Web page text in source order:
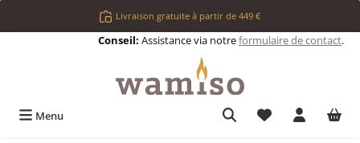
Passer au contenu principalLivraison gratuite à partir de 449 €
Conseil: Assistance via notreformulaire de contact.
Menu Vous avez 0